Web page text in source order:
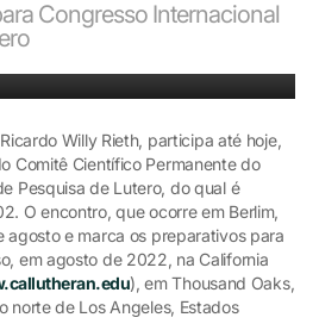
Congresso Internacional
Willy Rieth, participa até hoje,
Comitê Científico Permanente do
Pesquisa de Lutero, do qual é
O encontro, que ocorre em Berlim,
agosto e marca os preparativos para
em agosto de 2022, na California
), em Thousand Oaks,
norte de Los Angeles, Estados